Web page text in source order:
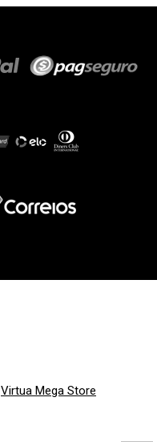
Virtua Mega Store